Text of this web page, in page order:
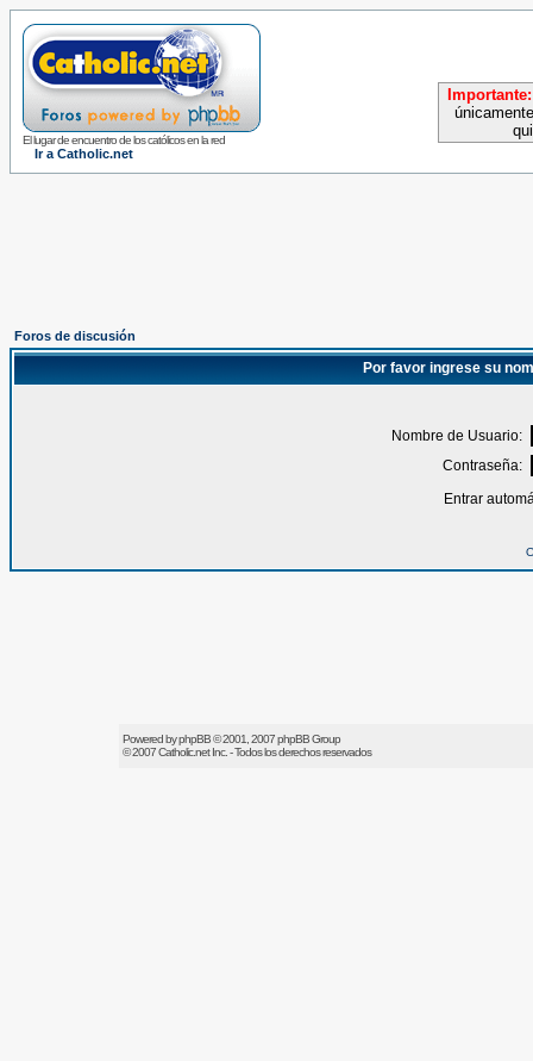
El lugar de encuentro de los católicos en la red
Ir a Catholic.net
Importante:
Foros de discusión
Por favor ingrese su
Nombre de Usuario:
Contraseña:
Entrar
Powered byphpBB© 2001, 2007 phpBB Group
© 2007Catholic.netInc. - Todos los derechos reservados